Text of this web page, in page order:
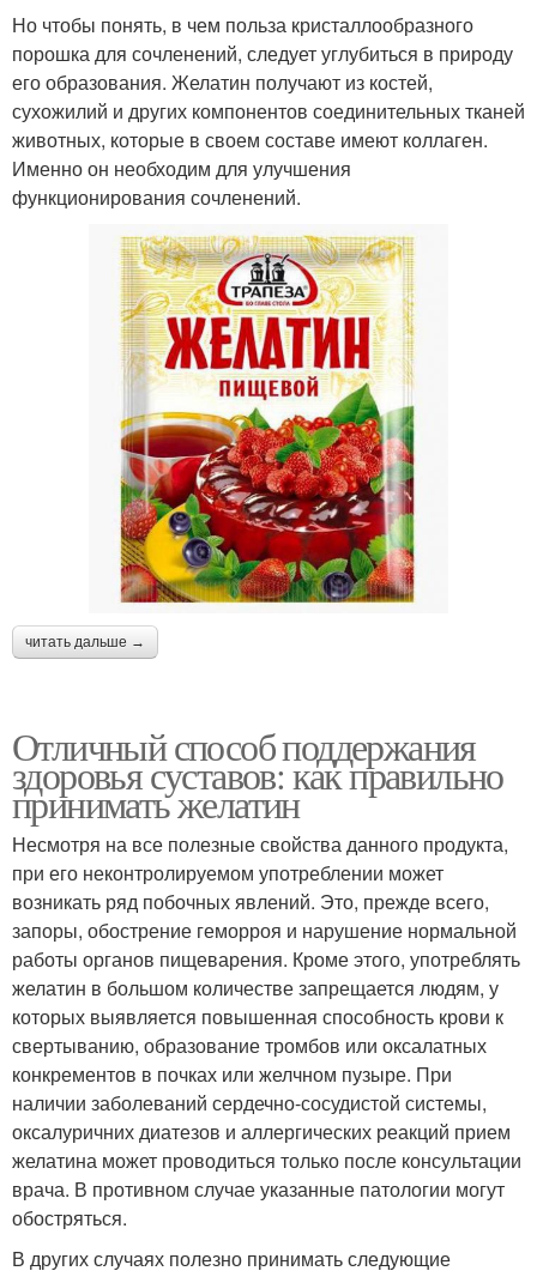
Но чтобы понять, в чем польза кристаллообразного
порошка для сочленений, следует углубиться в природу
его образования. Желатин получают из костей,
сухожилий и других компонентов соединительных тканей
животных, которые в своем составе имеют коллаген.
Именно он необходим для улучшения
функционирования сочленений.
читать дальше →
Отличный способ поддержания
здоровья суставов: как правильно
принимать желатин
Несмотря на все полезные свойства данного продукта,
при его неконтролируемом употреблении может
возникать ряд побочных явлений. Это, прежде всего,
запоры, обострение геморроя и нарушение нормальной
работы органов пищеварения. Кроме этого, употреблять
желатин в большом количестве запрещается людям, у
которых выявляется повышенная способность крови к
свертыванию, образование тромбов или оксалатных
конкрементов в почках или желчном пузыре. При
наличии заболеваний сердечно-сосудистой системы,
оксалуричних диатезов и аллергических реакций прием
желатина может проводиться только после консультации
врача. В противном случае указанные патологии могут
обостряться.
В других случаях полезно принимать следующие